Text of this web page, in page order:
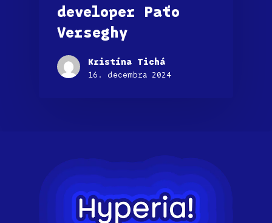
developer Paťo
Verseghy
Kristína Tichá
16. decembra 2024